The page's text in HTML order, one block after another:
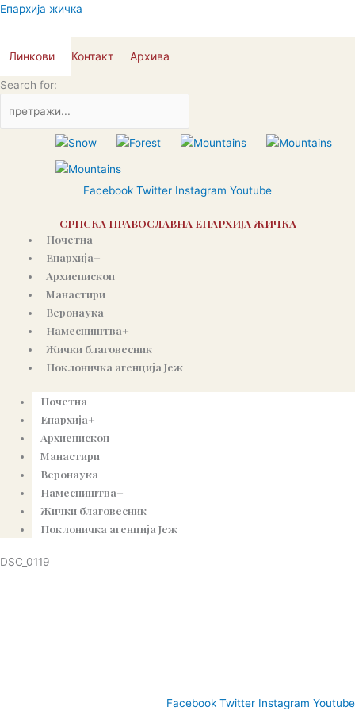
Skip
Епархија жичка
Линкови Контакт Архива
Search for:
Facebook Twitter Instagram Youtube
СРПСКА ПРАВОСЛАВНА ЕПАРХИЈА ЖИЧКА
Почетна
Епархија+
Архиепископ
Манастири
Веронаука
Намесништва+
Жички благовесник
Поклоничка агенција Јеж
Почетна
Епархија+
Архиепископ
Манастири
Веронаука
Намесништва+
Жички благовесник
Поклоничка агенција Јеж
DSC_0119
Facebook Twitter Instagram Youtube